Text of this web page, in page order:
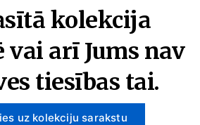
kolekcija
vai arī Jums nav
tiesības tai.
uz kolekciju sarakstu